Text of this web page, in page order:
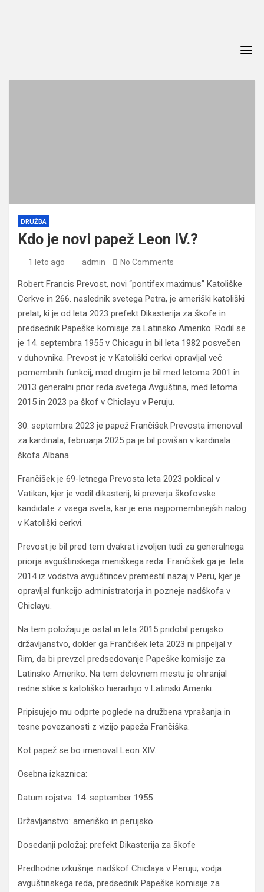
DRUŽBA
Kdo je novi papež Leon IV.?
1 leto ago admin No Comments
Robert Francis Prevost, novi “pontifex maximus” Katoliške
Cerkve in 266. naslednik svetega Petra, je ameriški katoliški
prelat, ki je od leta 2023 prefekt Dikasterija za škofe in
predsednik Papeške komisije za Latinsko Ameriko. Rodil se
je 14. septembra 1955 v Chicagu in bil leta 1982 posvečen
v duhovnika. Prevost je v Katoliški cerkvi opravljal več
pomembnih funkcij, med drugim je bil med letoma 2001 in
2013 generalni prior reda svetega Avguština, med letoma
2015 in 2023 pa škof v Chiclayu v Peruju.
30. septembra 2023 je papež Frančišek Prevosta imenoval
za kardinala, februarja 2025 pa je bil povišan v kardinala
škofa Albana.
Frančišek je 69-letnega Prevosta leta 2023 poklical v
Vatikan, kjer je vodil dikasterij, ki preverja škofovske
kandidate z vsega sveta, kar je ena najpomembnejših nalog
v Katoliški cerkvi.
Prevost je bil pred tem dvakrat izvoljen tudi za generalnega
priorja avguštinskega meniškega reda. Frančišek ga je leta
2014 iz vodstva avguštincev premestil nazaj v Peru, kjer je
opravljal funkcijo administratorja in pozneje nadškofa v
Chiclayu.
Na tem položaju je ostal in leta 2015 pridobil perujsko
državljanstvo, dokler ga Frančišek leta 2023 ni pripeljal v
Rim, da bi prevzel predsedovanje Papeške komisije za
Latinsko Ameriko. Na tem delovnem mestu je ohranjal
redne stike s katoliško hierarhijo v Latinski Ameriki.
Pripisujejo mu odprte poglede na družbena vprašanja in
tesne povezanosti z vizijo papeža Frančiška.
Kot papež se bo imenoval Leon XIV.
Osebna izkaznica:
Datum rojstva: 14. september 1955
Državljanstvo: ameriško in perujsko
Dosedanji položaj: prefekt Dikasterija za škofe
Predhodne izkušnje: nadškof Chiclaya v Peruju; vodja
avguštinskega reda, predsednik Papeške komisije za